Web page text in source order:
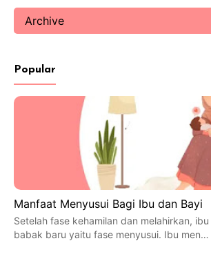
Popular
Manfaat Menyusui Bagi Ibu dan Bayi
Setelah fase kehamilan dan melahirkan,
babak baru yaitu fase menyusui. Ibu men…